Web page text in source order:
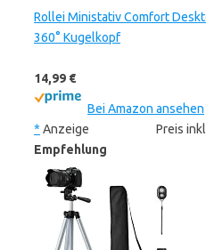
Rollei Ministativ Comfort
360° Kugelkopf
14,99 €
Bei Amazon ansehen
* Anzeige
Preis
Empfehlung